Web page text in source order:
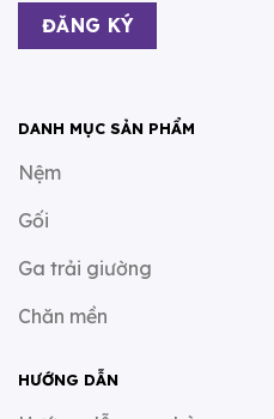
DANH MỤC SẢN PHẨM
Nệm
Gối
Ga trải giường
Chăn mền
HƯỚNG DẪN